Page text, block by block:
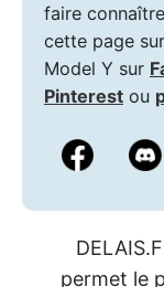
faire
cette page
Model Y sur
Pinterest ou
permet le